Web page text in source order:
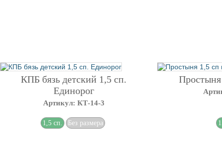
КПБ бязь детский 1,5 сп.
Единорог
Артикул: КТ-14-3
1,5 сп. Без размера